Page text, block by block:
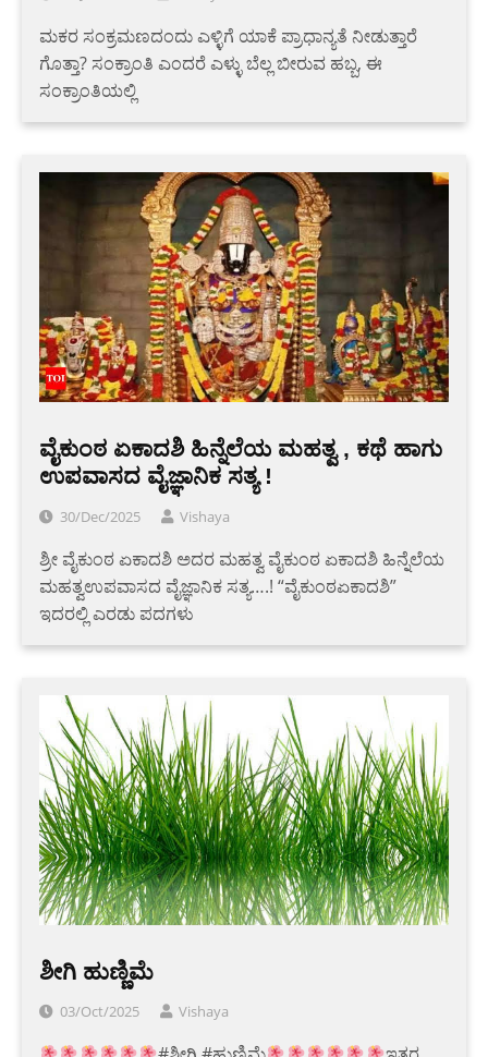
ಮಕರ ಸಂಕ್ರಮಣದಂದು ಎಳ್ಳಿಗೆ ಯಾಕೆ ಪ್ರಾಧಾನ್ಯತೆ ನೀಡುತ್ತಾರೆ
ಗೊತ್ತಾ? ಸಂಕ್ರಾಂತಿ ಎಂದರೆ ಎಳ್ಳು ಬೆಲ್ಲ ಬೀರುವ ಹಬ್ಬ, ಈ
ಸಂಕ್ರಾಂತಿಯಲ್ಲಿ
ವೈಕುಂಠ ಏಕಾದಶಿ ಹಿನ್ನೆಲೆಯ ಮಹತ್ವ , ಕಥೆ ಹಾಗು
ಉಪವಾಸದ ವೈಜ್ಞಾನಿಕ ಸತ್ಯ !
30/Dec/2025 Vishaya
ಶ್ರೀ ವೈಕುಂಠ ಏಕಾದಶಿ ಅದರ ಮಹತ್ವ ವೈಕುಂಠ ಏಕಾದಶಿ ಹಿನ್ನೆಲೆಯ
ಮಹತ್ವಉಪವಾಸದ ವೈಜ್ಞಾನಿಕ ಸತ್ಯ….! “ವೈಕುಂಠಏಕಾದಶಿ”
ಇದರಲ್ಲಿ ಎರಡು ಪದಗಳು
ಶೀಗಿ ಹುಣ್ಣಿಮೆ
03/Oct/2025 Vishaya